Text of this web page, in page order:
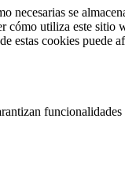
se
utiliza este sitio
estas cookies puede